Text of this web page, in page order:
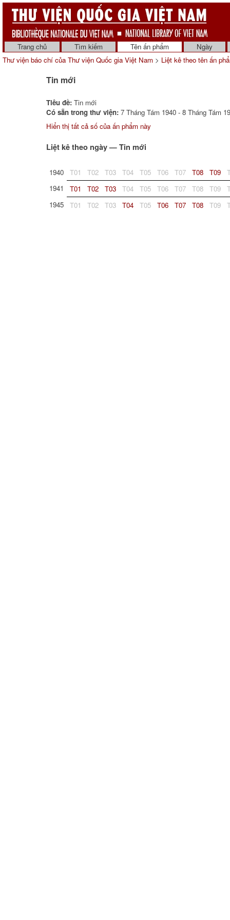
Trang chủ Tìm kiếm Tên ấn phẩm
Ngày
Thư viện báo chí của Thư viện Quốc gia Việt Nam > Liệt kê theo tên ấn
Tin mới
Tiêu đề: Tin mới
Có sẵn trong thư viện: 7 Tháng Tám 1940 - 8 Tháng Tám
Hiển thị tất cả số của ấn phẩm này
Liệt kê theo ngày — Tin mới
1940 T01 T02 T03 T04 T05 T06 T07 T08 T09
1941
T01 T02 T03 T04 T05 T06 T07 T08 T09
1945
T01 T02 T03 T04 T05 T06 T07 T08 T09